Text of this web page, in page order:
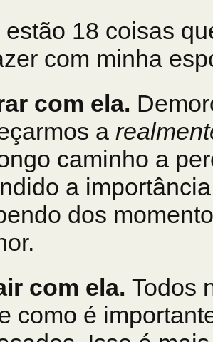
18 coisas
com minha
com ela.
a
caminho a
a
dos
com ela. Todos
como é